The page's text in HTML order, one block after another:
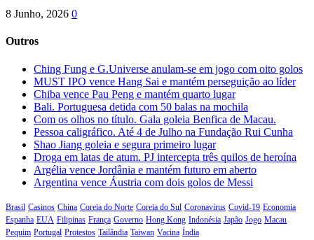
8 Junho, 2026 0
Outros
Ching Fung e G.Universe anulam-se em jogo com oito golos
MUST IPO vence Hang Sai e mantém perseguição ao líder
Chiba vence Pau Peng e mantém quarto lugar
Bali. Portuguesa detida com 50 balas na mochila
Com os olhos no título. Gala goleia Benfica de Macau.
Pessoa caligráfico. Até 4 de Julho na Fundação Rui Cunha
Shao Jiang goleia e segura primeiro lugar
Droga em latas de atum. PJ intercepta três quilos de heroína
Argélia vence Jordânia e mantém futuro em aberto
Argentina vence Áustria com dois golos de Messi
Brasil Casinos China Coreia do Norte Coreia do Sul Coronavírus Covid-19 Economia
Espanha EUA Filipinas França Governo Hong Kong Indonésia Japão Jogo Macau
Pequim Portugal Protestos Tailândia Taiwan Vacina Índia